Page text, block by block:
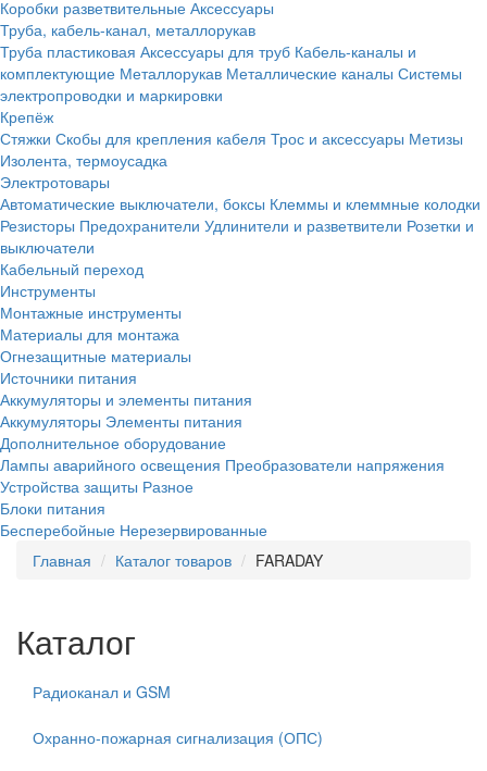
Коробки разветвительные Аксессуары
Труба, кабель-канал, металлорукав
Труба пластиковая Аксессуары для труб Кабель-каналы и
комплектующие Металлорукав Металлические каналы Системы
электропроводки и маркировки
Крепёж
Стяжки Скобы для крепления кабеля Трос и аксессуары Метизы
Изолента, термоусадка
Электротовары
Автоматические выключатели, боксы Клеммы и клеммные колодки
Резисторы Предохранители Удлинители и разветвители Розетки и
выключатели
Кабельный переход
Инструменты
Монтажные инструменты
Материалы для монтажа
Огнезащитные материалы
Источники питания
Аккумуляторы и элементы питания
Аккумуляторы Элементы питания
Дополнительное оборудование
Лампы аварийного освещения Преобразователи напряжения
Устройства защиты Разное
Блоки питания
Бесперебойные Нерезервированные
Главная
Каталог товаров FARADAY
Каталог
Радиоканал и GSM
Охранно-пожарная сигнализация (ОПС)